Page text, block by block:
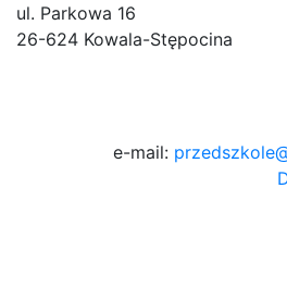
ul. Parkowa 16
26-624 Kowala-Stępocina
e-mail: